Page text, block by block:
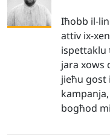
Iħobb il-
attiv ix-
ispettaklu
jara xows
jieħu gost
bogħod